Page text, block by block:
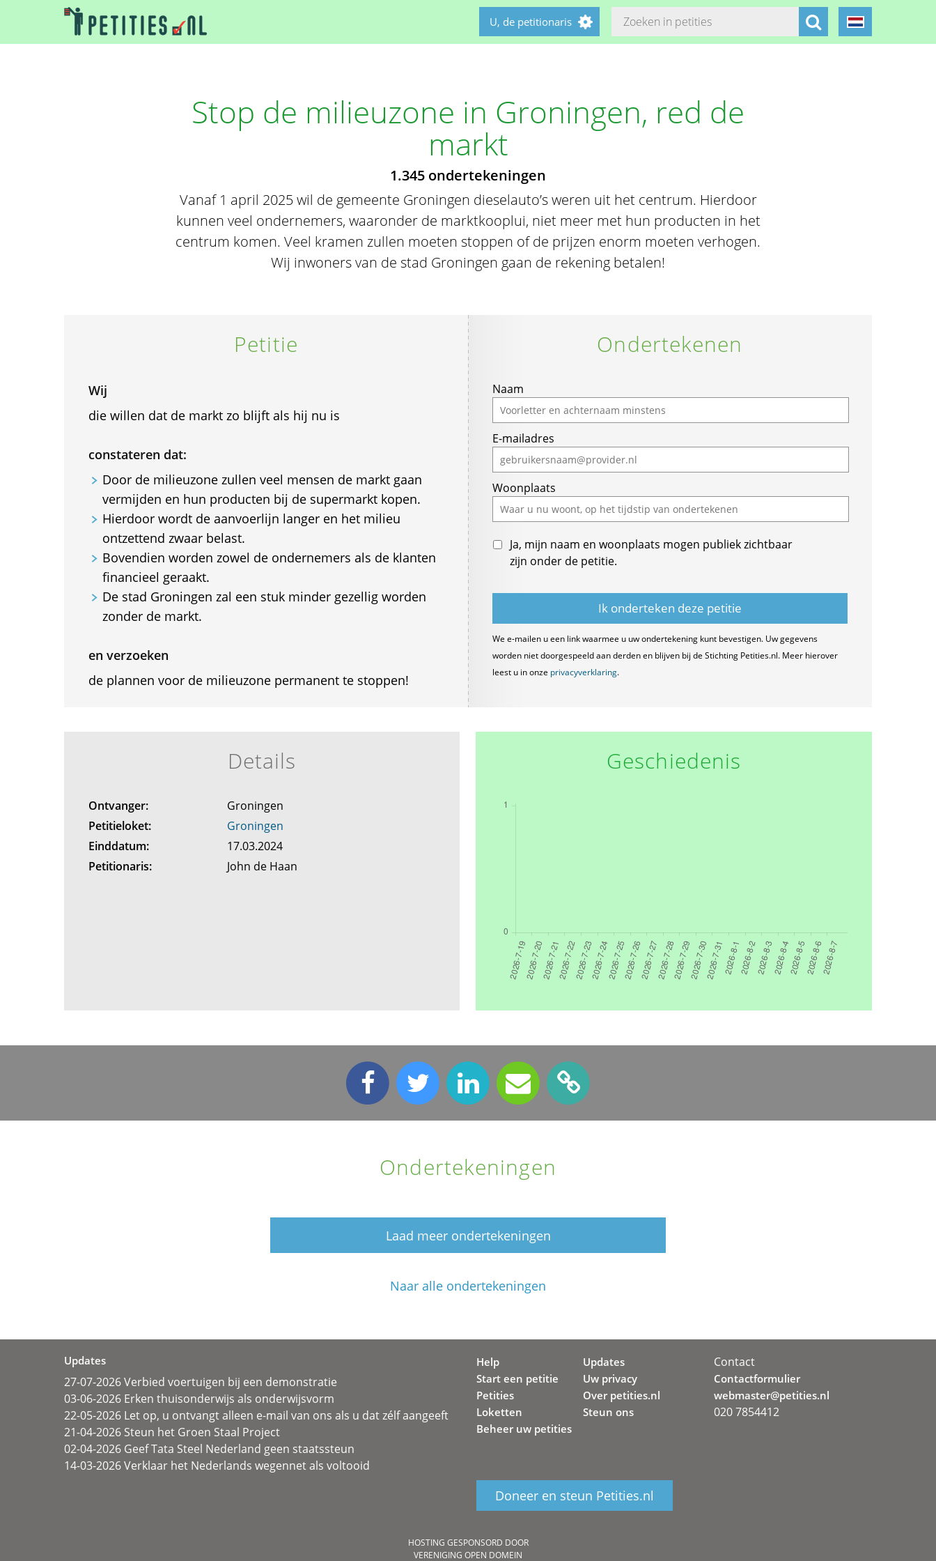
U, de petitionaris
Stop de milieuzone in Groningen, red de
markt
1.345 ondertekeningen
Vanaf 1 april 2025 wil de gemeente Groningen dieselauto’s weren uit het centrum. Hierdoor
kunnen veel ondernemers, waaronder de marktkooplui, niet meer met hun producten in het
centrum komen. Veel kramen zullen moeten stoppen of de prijzen enorm moeten verhogen.
Wij inwoners van de stad Groningen gaan de rekening betalen!
Petitie
Wij
die willen dat de markt zo blijft als hij nu is
constateren dat:
Door de milieuzone zullen veel mensen de markt gaan
vermijden en hun producten bij de supermarkt kopen.
Hierdoor wordt de aanvoerlijn langer en het milieu
ontzettend zwaar belast.
Bovendien worden zowel de ondernemers als de klanten
financieel geraakt.
De stad Groningen zal een stuk minder gezellig worden
zonder de markt.
en verzoeken
de plannen voor de milieuzone permanent te stoppen!
Ondertekenen
Naam
E-mailadres
Woonplaats
Ja, mijn naam en woonplaats mogen publiek zichtbaar
zijn onder de petitie.
We e-mailen u een link waarmee u uw ondertekening kunt bevestigen. Uw gegevens
worden niet doorgespeeld aan derden en blijven bij de Stichting Petities.nl. Meer hierover
leest u in onze privacyverklaring.
Details
Ontvanger:
Groningen
Petitieloket:
Groningen
Einddatum:
17.03.2024
Petitionaris:
John de Haan
Geschiedenis
Ondertekeningen
Laad meer ondertekeningen
Naar alle ondertekeningen
Updates
27-07-2026 Verbied voertuigen bij een demonstratie
03-06-2026 Erken thuisonderwijs als onderwijsvorm
22-05-2026 Let op, u ontvangt alleen e-mail van ons als u dat zélf aangeeft
21-04-2026 Steun het Groen Staal Project
02-04-2026 Geef Tata Steel Nederland geen staatssteun
14-03-2026 Verklaar het Nederlands wegennet als voltooid
Help
Start een petitie
Petities
Loketten
Beheer uw petities
Updates
Uw privacy
Over petities.nl
Steun ons
Doneer en steun Petities.nl
Contact
Contactformulier
webmaster@petities.nl
020 7854412
HOSTING GESPONSORD DOOR
VERENIGING OPEN DOMEIN